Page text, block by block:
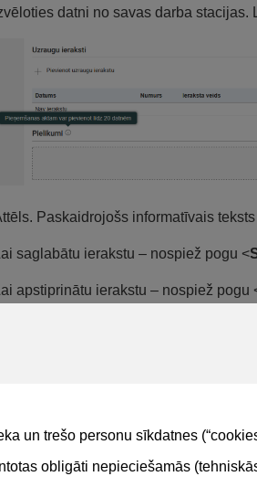
un trešo personu sīkdatnes
obligāti nepieciešamās
datni no savas darba
Paskaidrojošs informatīvais
saglabātu ierakstu – nospiež pogu <
apstiprinātu ierakstu – nospiež pogu